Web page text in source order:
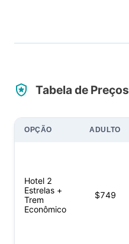
Tabela de Preços
OPÇÃO ADULTO
Hotel 2
Estrelas +
Trem
Econômico
$749